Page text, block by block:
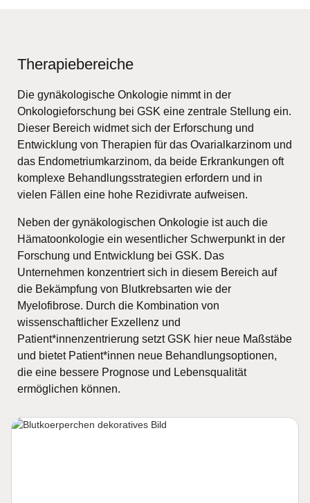
Therapiebereiche
Die gynäkologische Onkologie nimmt in der
Onkologieforschung bei GSK eine zentrale Stellung ein.
Dieser Bereich widmet sich der Erforschung und
Entwicklung von Therapien für das Ovarialkarzinom und
das Endometriumkarzinom, da beide Erkrankungen oft
komplexe Behandlungsstrategien erfordern und in
vielen Fällen eine hohe Rezidivrate aufweisen.
Neben der gynäkologischen Onkologie ist auch die
Hämatoonkologie ein wesentlicher Schwerpunkt in der
Forschung und Entwicklung bei GSK. Das
Unternehmen konzentriert sich in diesem Bereich auf
die Bekämpfung von Blutkrebsarten wie der
Myelofibrose. Durch die Kombination von
wissenschaftlicher Exzellenz und
Patient*innenzentrierung setzt GSK hier neue Maßstäbe
und bietet Patient*innen neue Behandlungsoptionen,
die eine bessere Prognose und Lebensqualität
ermöglichen können.